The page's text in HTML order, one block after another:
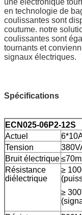
en technologie de
coulissantes sont
coutume. notre
coulissantes sont
tournants et
signaux électriques.
Spécifications
ECN025-06P2-12S
Actuel
Tension
Bruit électrique
Résistance
diélectrique
≥
≥